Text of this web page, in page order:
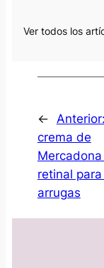
Ver todos los
← Anterior:
crema de
retinal
arrugas